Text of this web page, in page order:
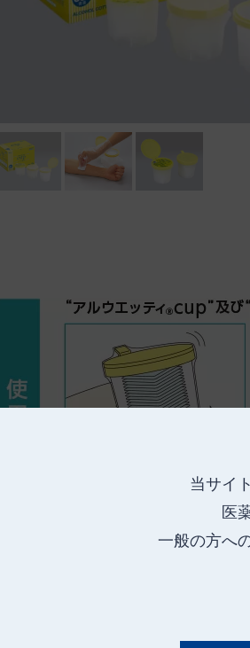
当サイ
医
一般の方へ
※衣類につくと脱色、変色することが